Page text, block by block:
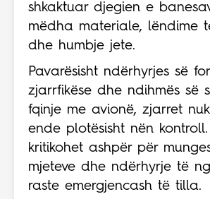
shkaktuar djegien e
mëdha materiale, lëndime
dhe humbje jete.
Pavarësisht ndërhyrjes së
zjarrfikëse dhe ndihmës së
fqinje me avionë, zjarret
ende plotësisht nën
kritikohet ashpër për
mjeteve dhe ndërhyrje të
raste emergjencash të tilla.